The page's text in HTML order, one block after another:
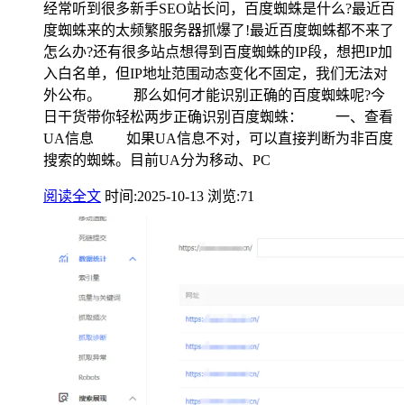
经常听到很多新手SEO站长问，百度蜘蛛是什么?最近百
度蜘蛛来的太频繁服务器抓爆了!最近百度蜘蛛都不来了
怎么办?还有很多站点想得到百度蜘蛛的IP段，想把IP加
入白名单，但IP地址范围动态变化不固定，我们无法对
外公布。 那么如何才能识别正确的百度蜘蛛呢?今
日干货带你轻松两步正确识别百度蜘蛛： 一、查看
UA信息 如果UA信息不对，可以直接判断为非百度
搜索的蜘蛛。目前UA分为移动、PC
阅读全文 时间:2025-10-13 浏览:71